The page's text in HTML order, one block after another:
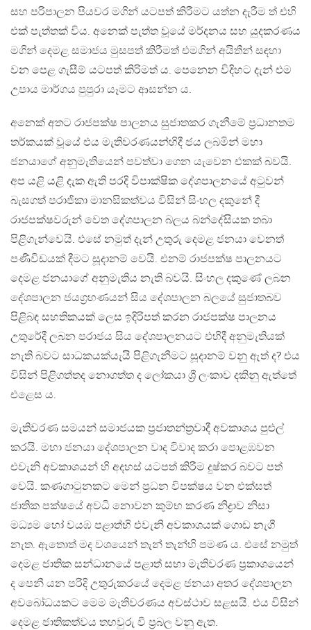
සහ පරිපාලන පියවර මගින් යටපත් කිරීමට යත්න දැරීම ත් එහි
එක් පැත්තක් විය. අනෙක් පැත්ත වූයේ මර්දනය සහ යුදකරණය
මගින් දෙමළ සමාජය මුසපත් කිරීමත් එමගින් අයිතීන් සඳහා
වන පෙළ ගැසීම් යටපත් කිරිමත් ය. පෙනෙන විදිහට දැන් එම
උපාය මාර්ගය පුපුරා යෑමට ආසන්න ය.
අනෙක් අතට රාජපක්ෂ පාලනය සුජාතකර ගැනීමේ ප්‍රධානතම
තර්කයක් වූයේ එය මැතිවරණයන්හිදී ජය ලබමින් මහා
ජනයාගේ අනුමැතියෙන් පවත්වා ගෙන යැවෙන එකක් බවයි.
අප යළි යළි දැක ඇති පරදි විපාක්ෂික දේශපාලනයේ අටුවන්
බැසගත් පරාජිකා මානසිකත්වය විසින් සිංහල දකුනේ දී
රාජපක්ෂවරුන් වෙත දේශපාලන බලය බන්දේසියක තබා
පිළිගැන්වෙයි. එසේ නමුත් දැන් උතුරු දෙමළ ජනයා වෙනත්
පණිවිඩයක් දීමට සූදානම් වෙයි. එනම් රාජපක්ෂ පාලනයට
දෙමළ ජනයාගේ අනුමැතිය නැති බවයි. සිංහල දකුණේ ලබන
දේශපාලන ජයග්‍රහණයන් සිය දේශපාලන බලයේ සුජාතබව
පිළිබඳ සහතිකයක් ලෙස ඉදිරිපත් කරන රාජපක්ෂ පාලනය
උතුරේදී ලබන පරාජය සිය දේශපාලනයට එහිදී අනුමැතියක්
නැති බවට සාධකයක්යැයි පිළිගැනීමට සූදානම් වනු ඇත් ද? එය
විසින් පිළිගත්තද නොගත්ත ද ලෝකයා ශ්‍රී ලංකාව දකිනු ඇත්තේ
එළෙස ය.
මැතිවරණ සමයන් සමාජයක ප්‍රජාතන්ත්‍රවාදී අවකාශය පුළුල්
කරයි. මහා ජනයා දේශපාලන වාද විවාද කරා පොළඹවන
එවැනි අවකාශයන් හි අදහස් යටපත් කිරීම දුෂ්කර බවට පත්
වෙයි. කණගාටුනකට මෙන් ප්‍රධන විපක්ෂය වන එක්සත්
ජාතික පක්ෂයේ අවධි නොවන කුම්භ කරණ නිද්‍රාව නිසා
මධ්‍යම හෝ වයඹ පළාත්හි එවැනි අවකාශයක් ගොඩ නැගී
නැත. ඇතොත් මද වශයෙන් තැන් තැන්හි පමණ ය. එසේ නමුත්
දෙමළ ජාතික සන්ධානයේ පළාත් සභා මැතිවරණ ප්‍රකාශයෙන්
ද පෙනී යන පරිදි උතුරුකරයේ දෙමළ ජනයා අතර දේශපාලන
අවබෝධයකට මෙම මැතිවරණය අවස්ථාව සළසයි. එය විසින්
දෙමළ ජාතිකත්වය තහවුරු වී ප්‍රබල වනු ඇත.